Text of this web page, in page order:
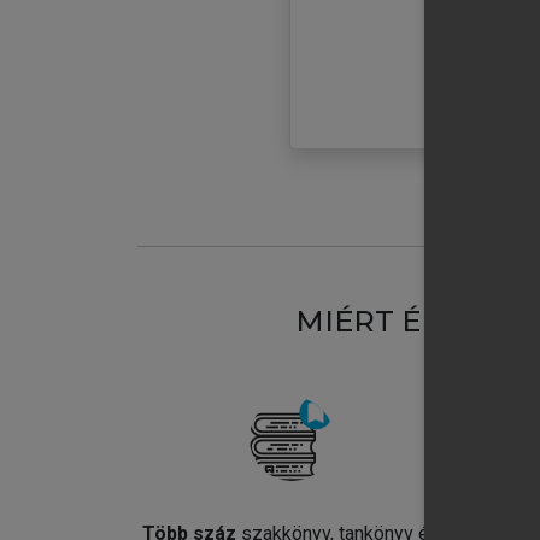
MIÉRT
Több száz szakkönyv, tankönyv és